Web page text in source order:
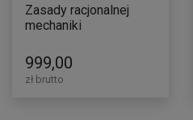
Zasady racjonalnej
mechaniki
999,00
zł brutto